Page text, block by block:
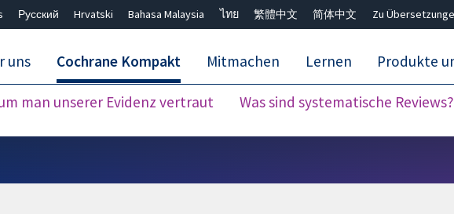
Русский Hrvatski Bahasa Malaysia ไทย 繁體中文 简体中文 Zu
uns Cochrane Kompakt
man unserer Evidenz vertraut Was sind systematische Reviews?
Mitmachen Lernen Produkte